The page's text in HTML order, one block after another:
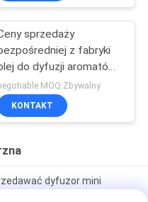
sprzedaży
z fabryki
do dyfuzji aromatów
dyfuzor 60 ml
MOQ:Zbywalny
KONTAKT
dyfuzor mini